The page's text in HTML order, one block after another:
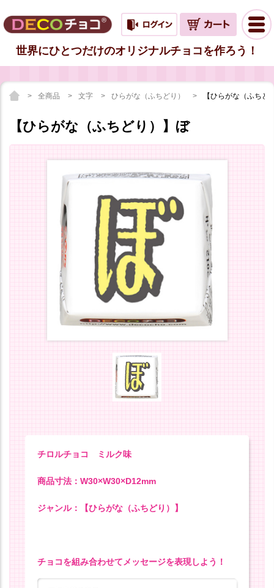
世界にひとつだけのオリジナルチョコを作ろう！
全商品 文字 ひらがな（ふちどり） 【ひらがな（ふちど
【ひらがな（ふちどり）】ぼ
チロルチョコ ミルク味
商品寸法：W30×W30×D12mm
ジャンル：【ひらがな（ふちどり）】
チョコを組み合わせてメッセージを表現しよう！